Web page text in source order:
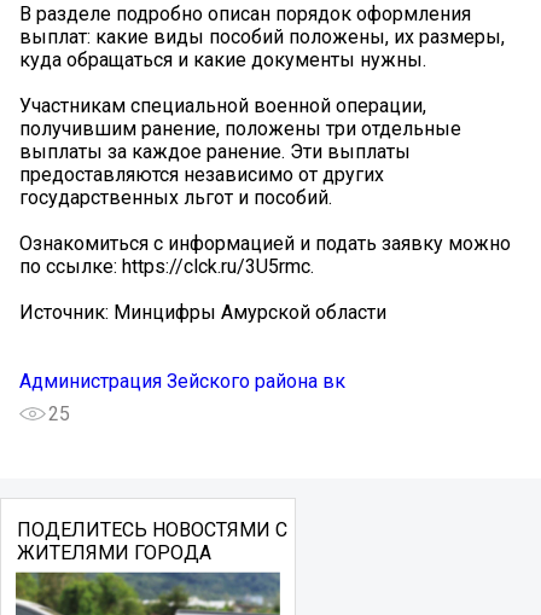
В разделе подробно описан порядок оформления
выплат: какие виды пособий положены, их размеры,
куда обращаться и какие документы нужны.
Участникам специальной военной операции,
получившим ранение, положены три отдельные
выплаты за каждое ранение. Эти выплаты
предоставляются независимо от других
государственных льгот и пособий.
Ознакомиться с информацией и подать заявку можно
по ссылке: https://clck.ru/3U5rmc.
Источник: Минцифры Амурской области
Администрация Зейского района вк
25
ПОДЕЛИТЕСЬ НОВОСТЯМИ С
ЖИТЕЛЯМИ ГОРОДА